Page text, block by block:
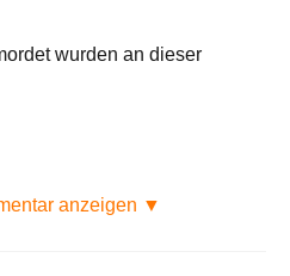
wurden an dieser
anzeigen ▼